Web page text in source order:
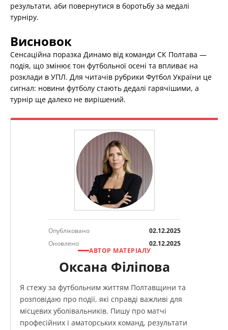
результати, аби повернутися в боротьбу за медалі
турніру.
Висновок
Сенсаційна поразка Динамо від команди СК Полтава —
подія, що змінює тон футбольної осені та впливає на
розклади в УПЛ. Для читачів рубрики Футбол України це
сигнал: новини футболу стають дедалі гарячішими, а
турнір ще далеко не вирішений.
Опубліковано
02.12.2025
Оновлено
02.12.2025
АВТОР МАТЕРІАЛУ
Оксана Філіпова
Я стежу за футбольним життям Полтавщини та
розповідаю про події, які справді важливі для
місцевих уболівальників. Пишу про матчі
професійних і аматорських команд, результати